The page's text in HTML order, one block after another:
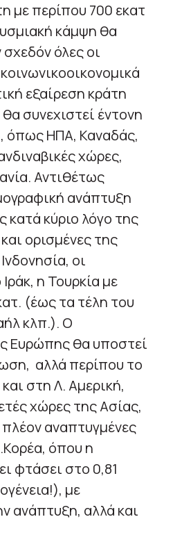
με περίπου 700 εκατ
κάμψη θα
όλες οι
εξαίρεση κράτη
συνεχιστεί έντονη
όπως ΗΠΑ, Καναδάς,
χώρες,
Αντιθέτως
ανάπτυξη
κατά κύριο λόγο της
ορισμένες της
οι
η Τουρκία με
(έως τα τέλη του
κλπ.). Ο
Ευρώπης θα υποστεί
αλλά περίπου το
στη Λ. Αμερική,
χώρες της Ασίας,
πλέον αναπτυγμένες
όπου η
φτάσει στο 0,81
με
ανάπτυξη, αλλά και